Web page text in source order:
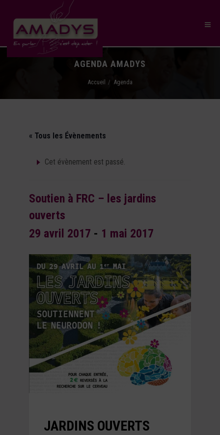
AGENDA AMADYS
Accueil Agenda
« Tous les Évènements
Cet évènement est passé.
Soutien à FRC – les jardins
ouverts
29 avril 2017 - 1 mai 2017
JARDINS OUVERTS